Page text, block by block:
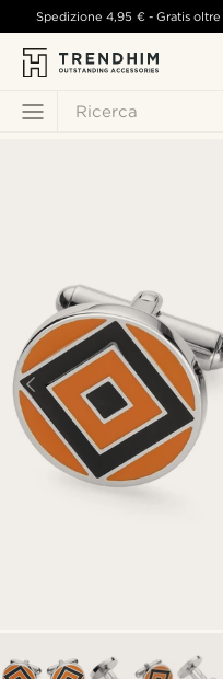
Ricerca
Spedizione4,95 €- Gratis oltre